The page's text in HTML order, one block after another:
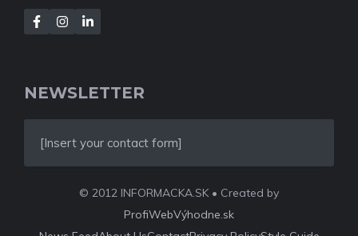
NEWSLETTER
[Insert your contact form]
© 2012 INFORMACKA.SK • Created by
ProfiWebVýhodne.sk